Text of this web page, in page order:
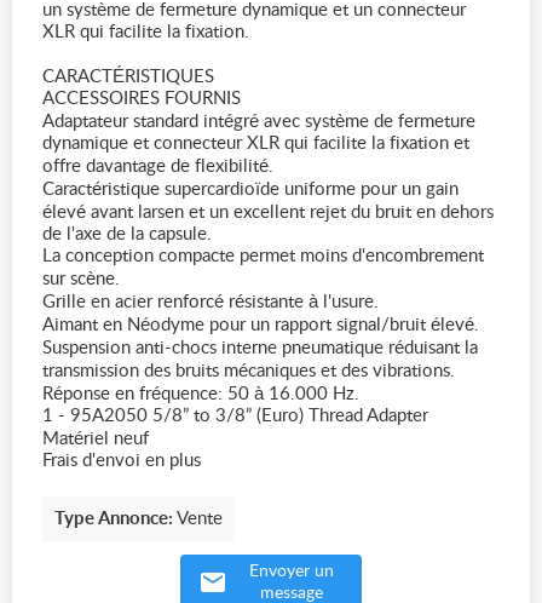
un système de fermeture dynamique et un connecteur
XLR qui facilite la fixation.
CARACTÉRISTIQUES
ACCESSOIRES FOURNIS
Adaptateur standard intégré avec système de fermeture
dynamique et connecteur XLR qui facilite la fixation et
offre davantage de flexibilité.
Caractéristique supercardioïde uniforme pour un gain
élevé avant larsen et un excellent rejet du bruit en dehors
de l'axe de la capsule.
La conception compacte permet moins d'encombrement
sur scène.
Grille en acier renforcé résistante à l'usure.
Aimant en Néodyme pour un rapport signal/bruit élevé.
Suspension anti-chocs interne pneumatique réduisant la
transmission des bruits mécaniques et des vibrations.
Réponse en fréquence: 50 à 16.000 Hz.
1 - 95A2050 5/8” to 3/8” (Euro) Thread Adapter
Matériel neuf
Frais d'envoi en plus
Type Annonce: Vente
Envoyer un
message